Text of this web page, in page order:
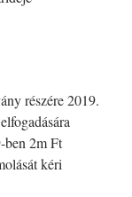
részére 2019.
ben 2m Ft
kéri